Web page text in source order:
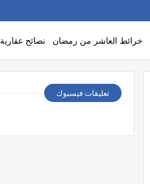
خرائط العاشر من رمضان نصائح عقارية
تعليقات فيسبوك